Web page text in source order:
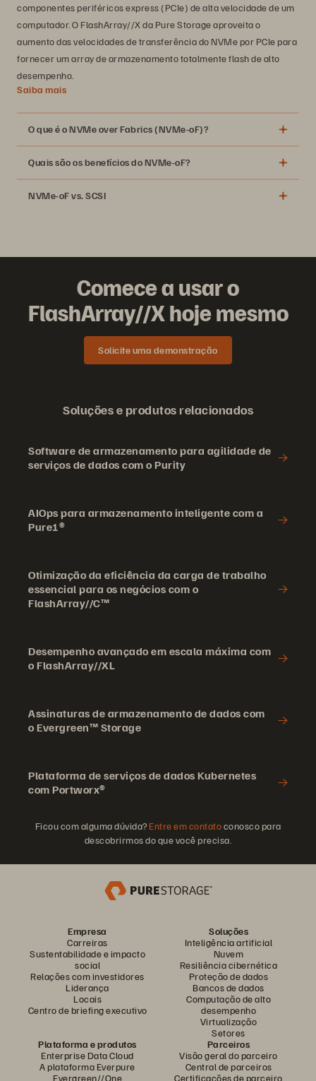
componentes periféricos express (PCIe) de alta velocidade de um
computador. O FlashArray//X da Pure Storage aproveita o
aumento das velocidades de transferência do NVMe por PCIe para
fornecer um array de armazenamento totalmente flash de alto
desempenho.
Saiba mais
O que é o NVMe over Fabrics (NVMe-oF)?
Quais são os benefícios do NVMe-oF?
NVMe-oF vs. SCSI
Comece a usar o
FlashArray//X hoje mesmo
Solicite uma demonstração
Soluções e produtos relacionados
Software de armazenamento para agilidade de
serviços de dados com o Purity
AIOps para armazenamento inteligente com a
Pure1®
Otimização da eficiência da carga de trabalho
essencial para os negócios com o
FlashArray//C™
Desempenho avançado em escala máxima com
o FlashArray//XL
Assinaturas de armazenamento de dados com
o Evergreen™ Storage
Plataforma de serviços de dados Kubernetes
com Portworx®
Ficou com alguma dúvida? Entre em contatoconosco para
descobrirmos do que você precisa.
Empresa
Carreiras
Sustentabilidade e impacto
social
Relações com investidores
Liderança
Locais
Centro de briefing executivo
Soluções
Inteligência artificial
Nuvem
Resiliência cibernética
Proteção de dados
Bancos de dados
Computação de alto
desempenho
Virtualização
Setores
Plataforma e produtos
Enterprise Data Cloud
A plataforma Everpure
Evergreen//One
Parceiros
Visão geral do parceiro
Central de parceiros
Certificações de parceiro